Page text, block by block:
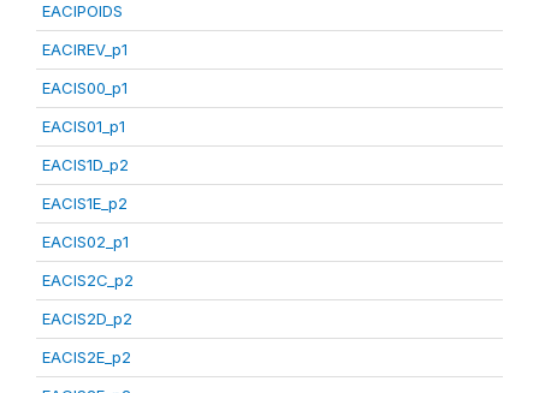
EACIPOIDS
EACIREV_p1
EACIS00_p1
EACIS01_p1
EACIS1D_p2
EACIS1E_p2
EACIS02_p1
EACIS2C_p2
EACIS2D_p2
EACIS2E_p2